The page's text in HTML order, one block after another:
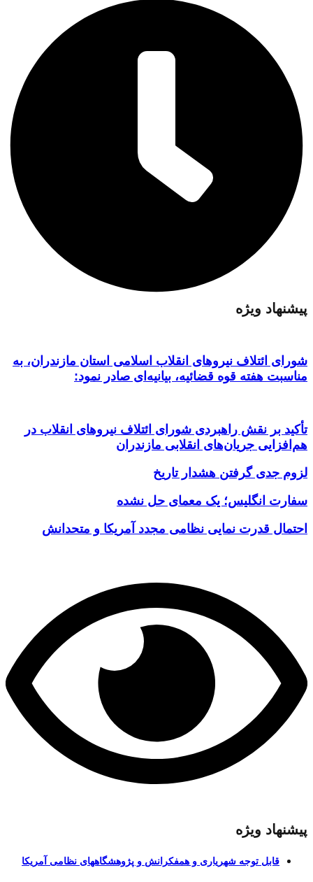
پیشنهاد ویژه
شورای ائتلاف نیروهای انقلاب اسلامی استان مازندران، به
مناسبت هفته قوه قضائیه، بیانیه‌ای صادر نمود:
تأکید بر نقش راهبردی شورای ائتلاف نیروهای انقلاب در
هم‌افزایی جریان‌های انقلابی مازندران
لزوم جدی گرفتن هشدار تاریخ
سفارت انگلیس؛ یک معمای حل نشده
احتمال قدرت نمایی نظامی مجدد آمریکا و متحدانش
پیشنهاد ویژه
قابل توجه شهریاری و همفکرانش و پژوهشگاههای نظامی آمریکا